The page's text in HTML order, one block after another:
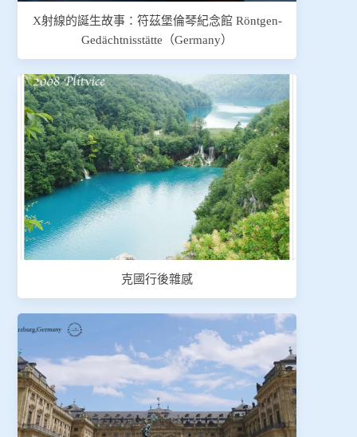
X射線的誕生故事：符茲堡倫琴紀念館 Röntgen-
Gedächtnisstätte（Germany）
克國行後雜感